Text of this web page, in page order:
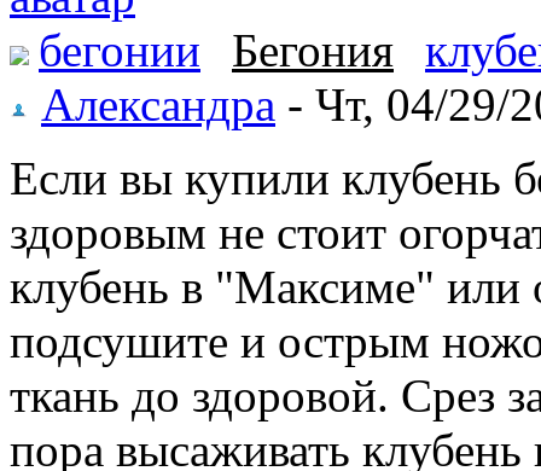
бегонии Бегония
Александра - Чт, 04/29/
Если вы купили клубень
здоровым не стоит
клубень в "Максиме" или
подсушите и острым
ткань до здоровой. Срез
пора высаживать